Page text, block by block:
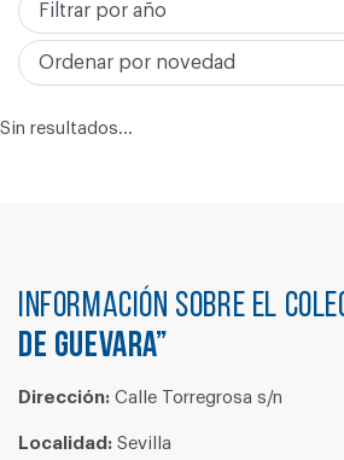
Sin resultados...
Información sobre el
DE GUEVARA”
Dirección: Calle Torregrosa s/n
Localidad: Sevilla